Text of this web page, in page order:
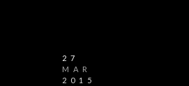
27
MAR
2015